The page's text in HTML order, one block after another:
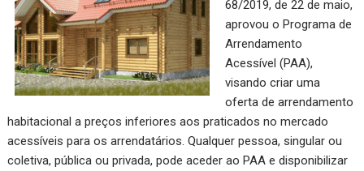
68/2019, de 22 de maio,
aprovou o Programa de
Arrendamento
Acessível (PAA),
visando criar uma
oferta de arrendamento
habitacional a preços inferiores aos praticados no mercado
acessíveis para os arrendatários. Qualquer pessoa, singular ou
coletiva, pública ou privada, pode aceder ao PAA e disponibilizar